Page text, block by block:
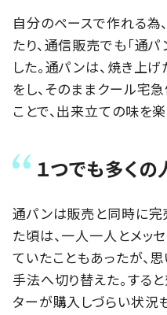
自分のペースで作れる為
たり、通信販売でも「通
した。通パンは、焼き上
をし、そのままクール宅
ことで、出来立ての味を
１つでも多く
通パンは販売と同時に完
た頃は、一人一人とメッ
ていたこともあったが、
手法へ切り替えた。する
ターが購入しづらい状況